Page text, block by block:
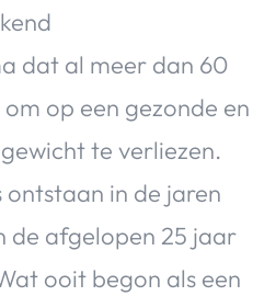
dat al meer dan 60
op een gezonde en
te verliezen.
in de jaren
de afgelopen 25 jaar
ooit begon als een